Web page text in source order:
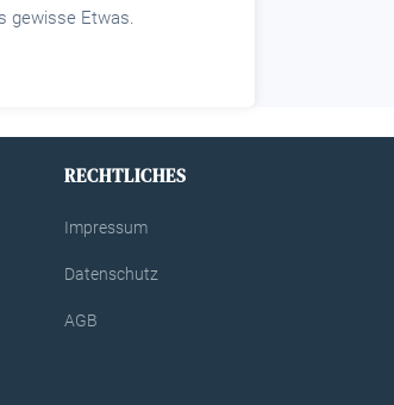
gewisse Etwas.
RECHTLICHES
Impressum
Datenschutz
AGB